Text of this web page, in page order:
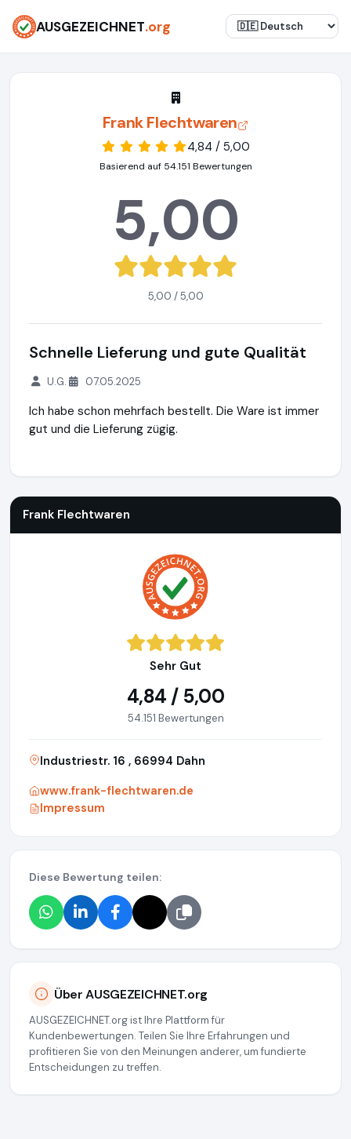
AUSGEZEICHNET.org
Frank Flechtwaren
4,84 / 5,00
Basierend auf 54.151 Bewertungen
5,00
5,00 / 5,00
Schnelle Lieferung und gute Qualität
U.G. 07.05.2025
Ich habe schon mehrfach bestellt. Die Ware ist immer
gut und die Lieferung zügig.
Frank Flechtwaren
Sehr Gut
4,84 / 5,00
54.151 Bewertungen
Industriestr. 16 , 66994 Dahn
www.frank-flechtwaren.de
Impressum
Diese Bewertung teilen:
Über AUSGEZEICHNET.org
AUSGEZEICHNET.org ist Ihre Plattform für
Kundenbewertungen. Teilen Sie Ihre Erfahrungen und
profitieren Sie von den Meinungen anderer, um fundierte
Entscheidungen zu treffen.